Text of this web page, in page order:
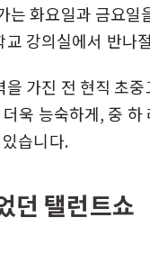
화요일과 금요일
강의실에서 반나
가진 전 현직 초
욱 능숙하게, 중
습니다.
던 탤런트쇼